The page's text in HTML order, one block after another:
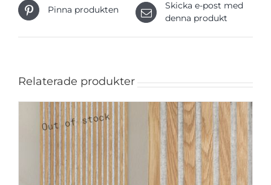
Pinna produkten
Skicka e-post med
denna produkt
Relaterade produkter